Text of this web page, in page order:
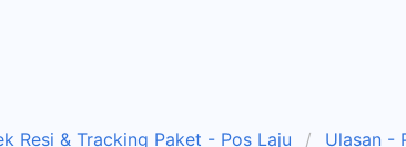
Resi & Tracking Paket - Pos Laju Ulasan -